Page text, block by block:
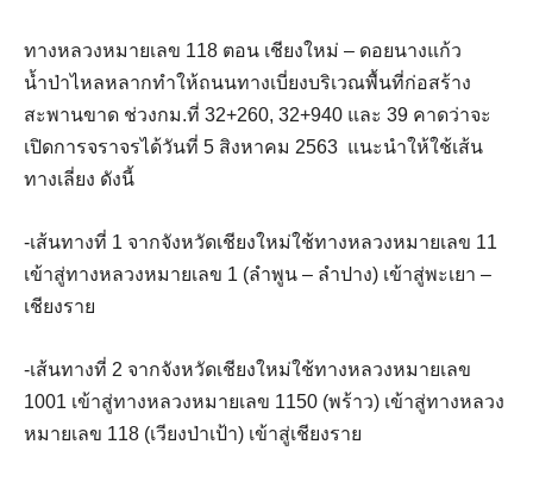
ทางหลวงหมายเลข 118 ตอน เชียงใหม่ – ดอยนางแก้ว
น้ำป่าไหลหลากทำให้ถนนทางเบี่ยงบริเวณพื้นที่ก่อสร้าง
สะพานขาด ช่วงกม.ที่ 32+260, 32+940 และ 39 คาดว่าจะ
เปิดการจราจรได้วันที่ 5 สิงหาคม 2563 แนะนำให้ใช้เส้น
ทางเลี่ยง ดังนี้
-เส้นทางที่ 1 จากจังหวัดเชียงใหม่ใช้ทางหลวงหมายเลข 11
เข้าสู่ทางหลวงหมายเลข 1 (ลำพูน – ลำปาง) เข้าสู่พะเยา –
เชียงราย
-เส้นทางที่ 2 จากจังหวัดเชียงใหม่ใช้ทางหลวงหมายเลข
1001 เข้าสู่ทางหลวงหมายเลข 1150 (พร้าว) เข้าสู่ทางหลวง
หมายเลข 118 (เวียงป่าเป้า) เข้าสู่เชียงราย